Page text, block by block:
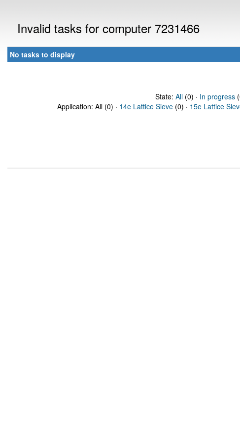
Invalid tasks for computer 7231466
No tasks to display
State: All(0) · In progress
Application: All (0) · 14e Lattice Sieve (0) · 15e Lattice